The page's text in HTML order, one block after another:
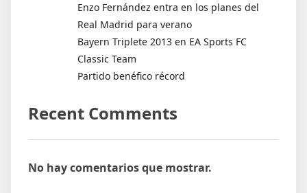
Enzo Fernández entra en los planes del
Real Madrid para verano
Bayern Triplete 2013 en EA Sports FC
Classic Team
Partido benéfico récord
Recent Comments
No hay comentarios que mostrar.